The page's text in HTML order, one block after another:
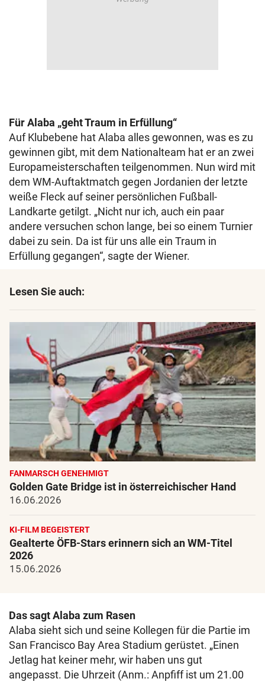
Für Alaba „geht Traum in Erfüllung“
Auf Klubebene hat Alaba alles gewonnen, was es zu
gewinnen gibt, mit dem Nationalteam hat er an zwei
Europameisterschaften teilgenommen. Nun wird mit
dem WM-Auftaktmatch gegen Jordanien der letzte
weiße Fleck auf seiner persönlichen Fußball-
Landkarte getilgt. „Nicht nur ich, auch ein paar
andere versuchen schon lange, bei so einem Turnier
dabei zu sein. Da ist für uns alle ein Traum in
Erfüllung gegangen“, sagte der Wiener.
Lesen Sie auch:
FANMARSCH GENEHMIGT
Golden Gate Bridge ist in österreichischer Hand
16.06.2026
KI-FILM BEGEISTERT
Gealterte ÖFB-Stars erinnern sich an WM-Titel
2026
15.06.2026
Das sagt Alaba zum Rasen
Alaba sieht sich und seine Kollegen für die Partie im
San Francisco Bay Area Stadium gerüstet. „Einen
Jetlag hat keiner mehr, wir haben uns gut
angepasst. Die Uhrzeit (Anm.: Anpfiff ist um 21.00